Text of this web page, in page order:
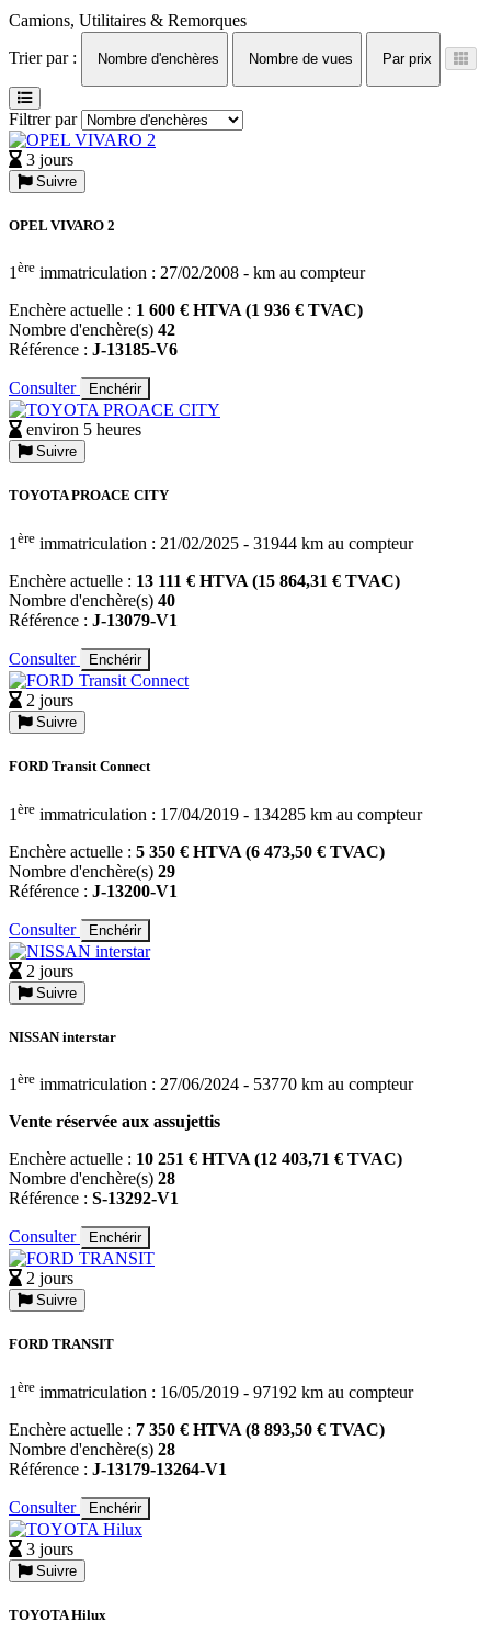
Camions, Utilitaires & Remorques
Trier par :
Nombre d'enchères Nombre de vues Par prix
Filtrer par
3 jours
Suivre
OPEL VIVARO 2
1 ère immatriculation : 27/02/2008 - km au compteur
Enchère actuelle : 1 600 € HTVA (1 936 € TVAC)
Nombre d'enchère(s) 42
Référence : J-13185-V6
Consulter Enchérir
environ 5 heures
Suivre
TOYOTA PROACE CITY
1 ère immatriculation : 21/02/2025 - 31944 km au compteur
Enchère actuelle : 13 111 € HTVA (15 864,31 € TVAC)
Nombre d'enchère(s) 40
Référence : J-13079-V1
Consulter Enchérir
2 jours
Suivre
FORD Transit Connect
1 ère immatriculation : 17/04/2019 - 134285 km au compteur
Enchère actuelle : 5 350 € HTVA (6 473,50 € TVAC)
Nombre d'enchère(s) 29
Référence : J-13200-V1
Consulter Enchérir
2 jours
Suivre
NISSAN interstar
1 ère immatriculation : 27/06/2024 - 53770 km au compteur
Vente réservée aux assujettis
Enchère actuelle : 10 251 € HTVA (12 403,71 € TVAC)
Nombre d'enchère(s) 28
Référence : S-13292-V1
Consulter Enchérir
2 jours
Suivre
FORD TRANSIT
1 ère immatriculation : 16/05/2019 - 97192 km au compteur
Enchère actuelle : 7 350 € HTVA (8 893,50 € TVAC)
Nombre d'enchère(s) 28
Référence : J-13179-13264-V1
Consulter Enchérir
3 jours
Suivre
TOYOTA Hilux